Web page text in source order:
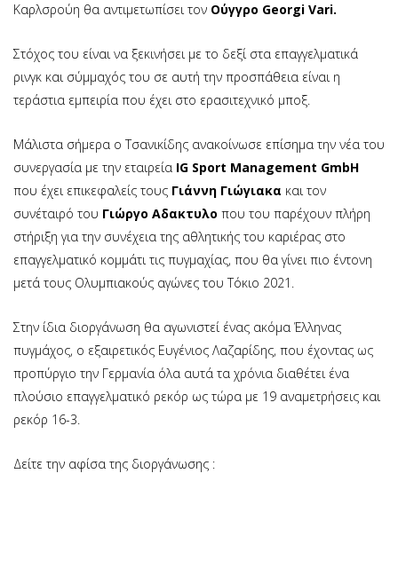
Καρλσρούη θα αντιμετωπίσει τον Ούγγρο Georgi Vari.
Στόχος του είναι να ξεκινήσει με το δεξί στα επαγγελματικά
ρινγκ και σύμμαχός του σε αυτή την προσπάθεια είναι η
τεράστια εμπειρία που έχει στο ερασιτεχνικό μποξ.
Mάλιστα σήμερα ο Τσανικίδης ανακοίνωσε επίσημα την νέα του
συνεργασία με την εταιρεία IG Sport Management GmbH
που έχει επικεφαλείς τους Γιάννη Γιώγιακα και τον
συνέταιρό του Γιώργο Αδακτυλο που του παρέχουν πλήρη
στήριξη για την συνέχεια της αθλητικής του καριέρας στο
επαγγελματικό κομμάτι τις πυγμαχίας, που θα γίνει πιο έντονη
μετά τους Ολυμπιακούς αγώνες του Τόκιο 2021.
Στην ίδια διοργάνωση θα αγωνιστεί ένας ακόμα Έλληνας
πυγμάχος, ο εξαιρετικός Ευγένιος Λαζαρίδης, που έχοντας ως
προπύργιο την Γερμανία όλα αυτά τα χρόνια διαθέτει ένα
πλούσιο επαγγελματικό ρεκόρ ως τώρα με 19 αναμετρήσεις και
ρεκόρ 16-3.
Δείτε την αφίσα της διοργάνωσης :